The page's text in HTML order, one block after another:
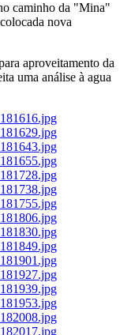
caminho da "Mina"
nova
aproveitamento da
uma análise à agua